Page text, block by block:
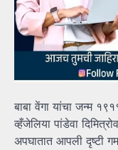
बाबा वेंगा यांचा जन्म
व्हँजेलिया पांडेवा
अपघातात आपली दृष्टी